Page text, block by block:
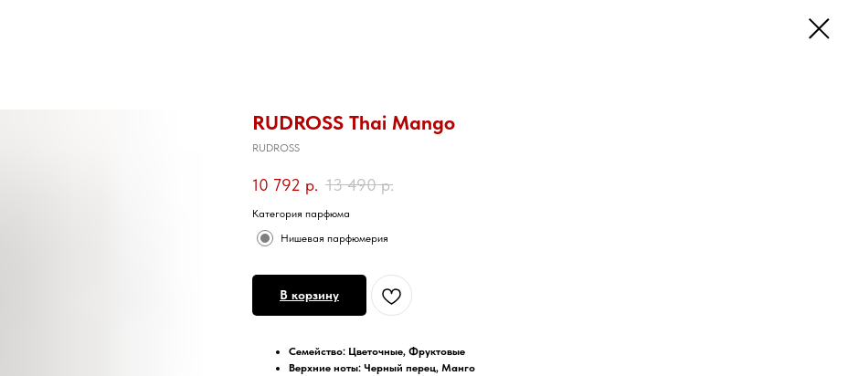
RUDROSS Thai Mango
RUDROSS
10 792 р. 13 490 р.
Категория парфюма
Нишевая парфюмерия
В корзину
Семейство: Цветочные, Фруктовые
Верхние ноты: Черный перец, Манго